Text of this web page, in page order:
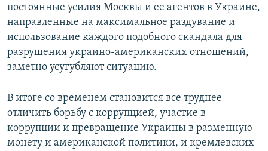
постоянные усилия Москвы и ее агентов в Украине,
направленные на максимальное раздувание и
использование каждого подобного скандала для
разрушения украино-американских отношений,
заметно усугубляют ситуацию.
В итоге со временем становится все труднее
отличить борьбу с коррупцией, участие в
коррупции и превращение Украины в разменную
монету и американской политики, и кремлевских